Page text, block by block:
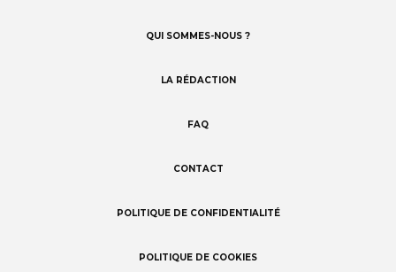
QUI SOMMES-NOUS ?
LA RÉDACTION
FAQ
CONTACT
POLITIQUE DE CONFIDENTIALITÉ
POLITIQUE DE COOKIES